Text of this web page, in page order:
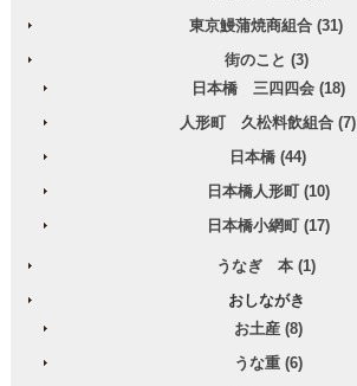
東京鰻蒲焼商組合 (31)
街のこと (3)
日本橋 三四四会 (18)
人形町 久松料飲組合 (7)
日本橋 (44)
日本橋人形町 (10)
日本橋小網町 (17)
うなぎ 本 (1)
おしながき
お土産 (8)
うな重 (6)